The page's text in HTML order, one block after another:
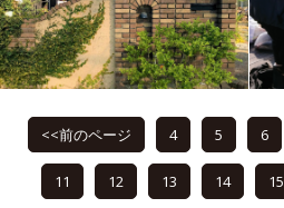
<<前のページ 4 5 6
11 12 13 14 15